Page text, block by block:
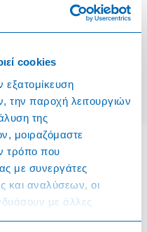
cookies
εξατομίκευση
την παροχή λειτουργιών
της
μοιραζόμαστε
τρόπο που
με συνεργάτες
και αναλύσεων, οι
με άλλες
ή τις οποίες